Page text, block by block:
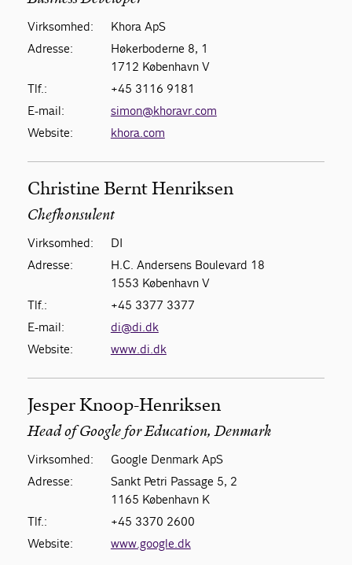
Virksomhed:
Khora ApS
Adresse:
Høkerboderne 8, 1
1712 København V
Tlf.:
+45 3116 9181
E-mail:
simon@khoravr.com
Website:
khora.com
Christine Bernt Henriksen
Chefkonsulent
Virksomhed:
DI
Adresse:
H.C. Andersens Boulevard 18
1553 København V
Tlf.:
+45 3377 3377
E-mail:
di@di.dk
Website:
www.di.dk
Jesper Knoop-Henriksen
Head of Google for Education, Denmark
Virksomhed:
Google Denmark ApS
Adresse:
Sankt Petri Passage 5, 2
1165 København K
Tlf.:
+45 3370 2600
Website:
www.google.dk